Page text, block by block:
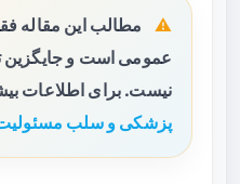
مطالب این مقاله
عمومی است و
نیست. برای اطلاعات
پزشکی و سلب